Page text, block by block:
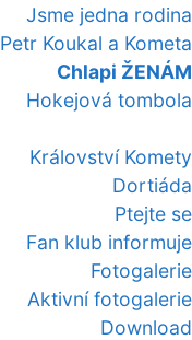
Jsme jedna rodina
Petr Koukal a Kometa
Chlapi ŽENÁM
Hokejová tombola
Království Komety
Dortiáda
Ptejte se
Fan klub informuje
Fotogalerie
Aktivní fotogalerie
Download